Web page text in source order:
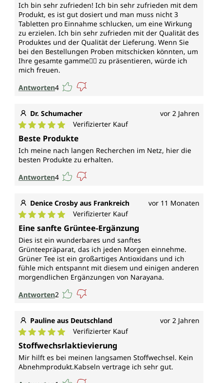
Ich bin sehr zufrieden! Ich bin sehr zufrieden mit dem
Produkt, es ist gut dosiert und man muss nicht 3
Tabletten pro Einnahme schlucken, um eine Wirkung
zu erzielen. Ich bin sehr zufrieden mit der Qualität des
Produktes und der Qualität der Lieferung. Wenn Sie
bei den Bestellungen Proben mitschicken könnten, um
Ihre gesamte gamme👍🏻 zu präsentieren, würde ich
mich freuen.
Antworten4
Dr. Schumacher vor 2 Jahren
Durchschnittliche Bewertung von 5 von 5 Sternen
Verifizierter Kauf
Beste Produkte
Ich meine nach langen Recherchen im Netz, hier die
besten Produkte zu erhalten.
Antworten4
Denice Crosby aus Frankreich vor 11 Monaten
Durchschnittliche Bewertung von 5 von 5 Sternen
Verifizierter Kauf
Eine sanfte Grüntee-Ergänzung
Dies ist ein wunderbares und sanftes
Grünteepräparat, das ich jeden Morgen einnehme.
Grüner Tee ist ein großartiges Antioxidans und ich
fühle mich entspannt mit diesem und einigen anderen
morgendlichen Ergänzungen von Narayana.
Antworten2
Pauline aus Deutschland vor 2 Jahren
Durchschnittliche Bewertung von 5 von 5 Sternen
Verifizierter Kauf
Stoffwechsrlaktievierung
Mir hilft es bei meinen langsamen Stoffwechsel. Kein
Abnehmprodukt.Kabseln vertrage ich sehr gut.